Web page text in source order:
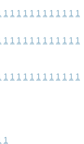
1 1 1 1 1 1 1 1 1 1 1 1
1 1 1 1 1 1 1 1 1 1 1 1
1 1 1 1 1 1 1 1 1 1 1 1
1